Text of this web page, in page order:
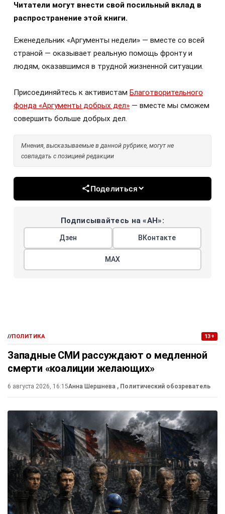
Читатели могут внести свой посильный вклад в
распространение этой книги.
Еженедельник «Аргументы недели» — вместе со всей
страной — оказывает реальную помощь фронту и
людям, оказавшимся в трудной жизненной ситуации.
Присоединяйтесь к активистам Благотворительного
фонда «Аргументы добрых дел» — вместе мы сможем
совершить больше добрых дел.
Мнения, высказываемые в данной рубрике, могут не
совпадать с позицией редакции
Поделиться
Подписывайтесь на «АН»:
Дзен ВКонтакте
МАХ
//ПОЛИТИКА 13+
Западные СМИ рассуждают о медленной
смерти «коалиции желающих»
6 августа 2026, 16:15Анна Шершнева , Политический обозреватель